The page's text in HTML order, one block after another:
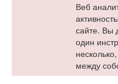
Веб
сайте. Вы
один
между